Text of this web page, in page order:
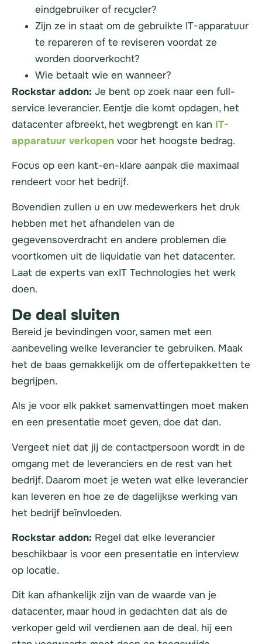
eindgebruiker of recycler?
Zijn ze in staat om de gebruikte IT-apparatuur
te repareren of te reviseren voordat ze
worden doorverkocht?
Wie betaalt wie en wanneer?
Rockstar addon: Je bent op zoek naar een full-
service leverancier. Eentje die komt opdagen, het
datacenter afbreekt, het wegbrengt en kan IT-
apparatuur verkopen voor het hoogste bedrag.
Focus op een kant-en-klare aanpak die maximaal
rendeert voor het bedrijf.
Bovendien zullen u en uw medewerkers het druk
hebben met het afhandelen van de
gegevensoverdracht en andere problemen die
voortkomen uit de liquidatie van het datacenter.
Laat de experts van exIT Technologies het werk
doen.
De deal sluiten
Bereid je bevindingen voor, samen met een
aanbeveling welke leverancier te gebruiken. Maak
het de baas gemakkelijk om de offertepakketten te
begrijpen.
Als je voor elk pakket samenvattingen moet maken
en een presentatie moet geven, doe dat dan.
Vergeet niet dat jij de contactpersoon wordt in de
omgang met de leveranciers en de rest van het
bedrijf. Daarom moet je weten wat elke leverancier
kan leveren en hoe ze de dagelijkse werking van
het bedrijf beïnvloeden.
Rockstar addon: Regel dat elke leverancier
beschikbaar is voor een presentatie en interview
op locatie.
Dit kan afhankelijk zijn van de waarde van je
datacenter, maar houd in gedachten dat als de
verkoper geld wil verdienen aan de deal, hij een